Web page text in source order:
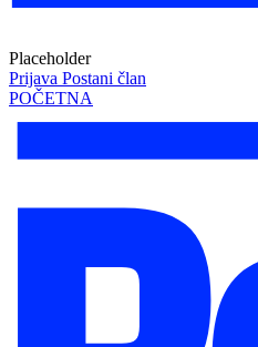
Placeholder
Prijava Postani član
POČETNA